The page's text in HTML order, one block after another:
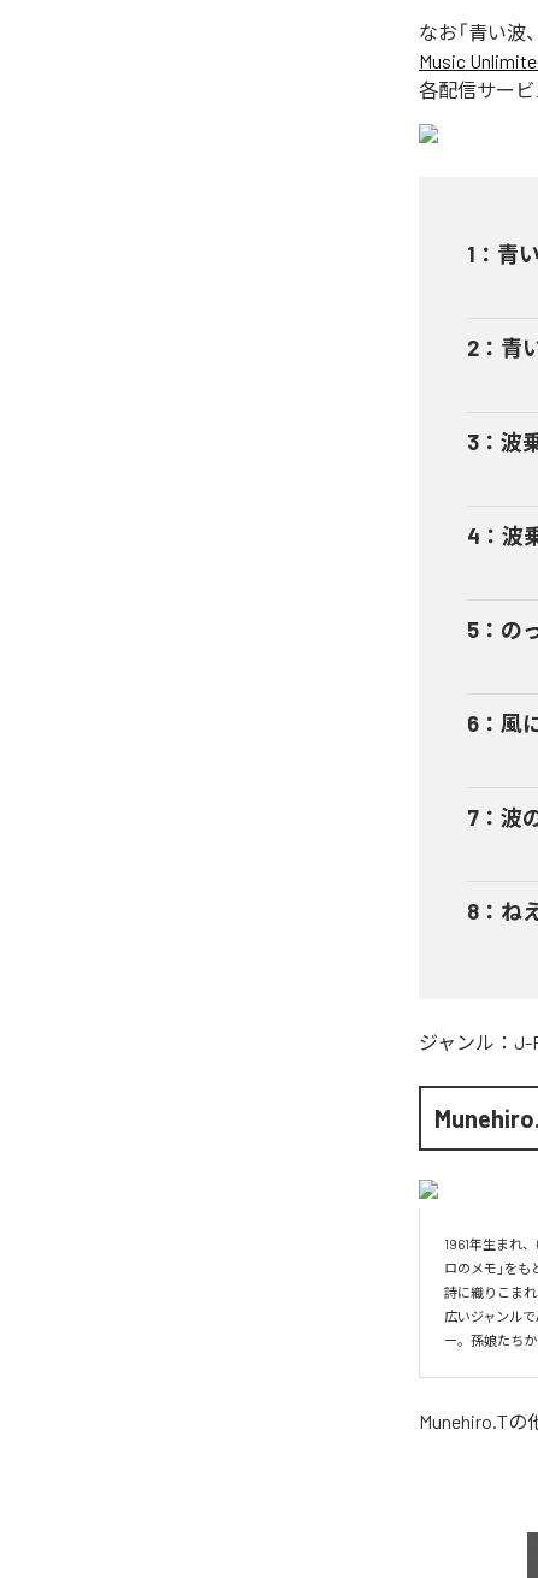
なお「青い波
Music
各配信サービ
1 ： 青
2 ： 青
3 ： 波
4 ： 波
5 ： の
6 ： 風
7 ： 波
8 ： ね
ジャンル： J-
1961年生まれ
ロのメモ」をも
詩に織りこま
広いジャンル
ー。孫娘たち
Munehiro.Tの